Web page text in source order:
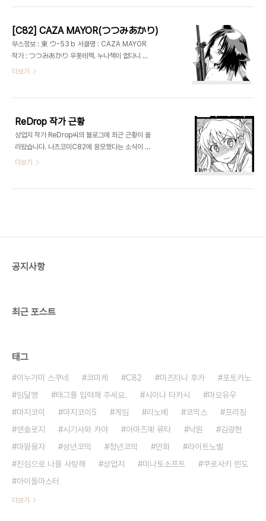
[C82] CAZA MAYOR(つつみあかり)
부스정보 : 東 ウ-53ｂ 서클명 : CAZA MAYOR
작가 : つつみあかり 우폿테책. 누나책이 없다니 네
놈 정체성은 어디에 팔아먹은거냐.
더보기
ReDrop 작가 근황
상업지 작가 ReDrop씨의 블로그에 최근 근황이 올
라왔습니다. 나츠코미C82에 응모했다는 소식이 올
라왔습니다. 이번에도 아스카책입니다. ReDrop씨
더보기
공지사항
최근 포스트
태그
이누가미 스쿠네 코미케 C82 미즈타니 후카
포토카노
임달영
태그를 입력해 주세요. 시이나 타카시
마오유우
마지코이
마지코이S 게임 라노베 코믹스
프리징
앤솔로지
시기사와 카야 아마즈메 류타 낙원
김광현
마왕용자
성년코믹 청년코믹 만화
라이트노벨
진심으로 나를 사랑해
상업지 미나토소프트
쿠로사키 렌도
아이돌마스터
더보기